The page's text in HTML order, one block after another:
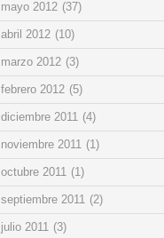
mayo 2012 (37)
abril 2012 (10)
marzo 2012 (3)
febrero 2012 (5)
diciembre 2011 (4)
noviembre 2011 (1)
octubre 2011 (1)
septiembre 2011 (2)
julio 2011 (3)